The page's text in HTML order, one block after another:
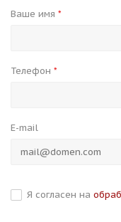
Ваше имя *
Телефон *
E-mail
Я согласен на